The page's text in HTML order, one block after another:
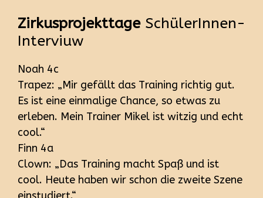
ZirkusprojekttageSchülerInnen-
Interviuw
Noah 4c
Trapez: „Mir gefällt das Training richtig gut.
Es ist eine einmalige Chance, so etwas zu
erleben. Mein Trainer Mikel ist witzig und echt
cool.“
Finn 4a
Clown: „Das Training macht Spaß und ist
cool. Heute haben wir schon die zweite Szene